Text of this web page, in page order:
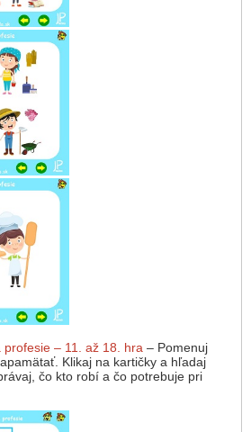
profesie – 11. až 18. hra – Pomenuj
Klikaj na kartičky a hľadaj
čo kto robí a čo potrebuje pri